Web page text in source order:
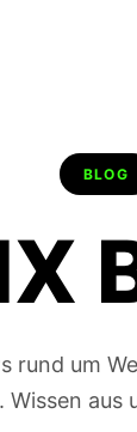
BLOG
rund um
aus